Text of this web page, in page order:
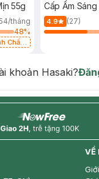
55g
tháng
48%
Chất
Cấp Ẩm Sáng
4.9 (27)
khoản Hasaki?
nowfree
VỀ